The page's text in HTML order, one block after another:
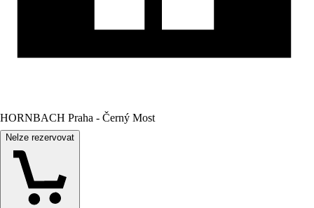
HORNBACH Praha - Černý Most
Nelze rezervovat